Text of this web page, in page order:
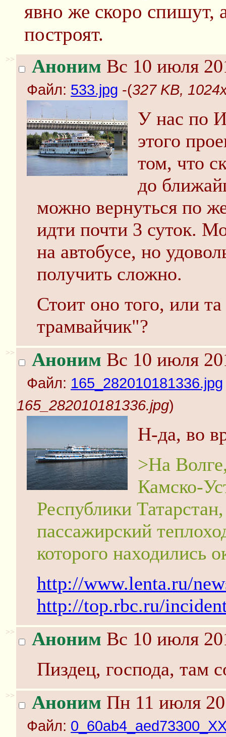
явно же скоро спишут,
построят.
>> Аноним Вс 10 июля
Файл: 533.jpg -(327 KB,
У нас по
этого
том, что
до
можно вернуться по
идти почти 3 суток.
на автобусе, но
получить сложно.
Стоит оно того, или
трамвайчик"?
>> Аноним Вс 10 июля
Файл: 165_282010181336.jpg
165_282010181336.jpg)
Н-да, во
>На
Камско-
Республики
пассажирский
которого находились
http://www.lenta.ru/
http://top.rbc.ru/
>> Аноним Вс 10 июля
Пиздец, господа, там
>> Аноним Пн 11 июля
Файл: